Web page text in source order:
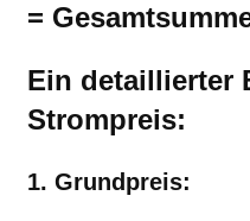
=
Ein detaillierter
Strompreis:
1. Grundpreis: